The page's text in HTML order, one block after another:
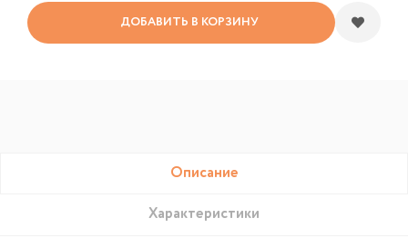
ДОБАВИТЬ В КОРЗИНУ
Описание
Характеристики